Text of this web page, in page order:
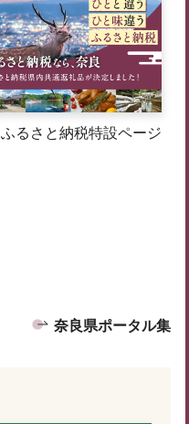
ふるさと納税特設ページ
奈良県ポータル集